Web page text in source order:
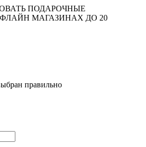
ПОДАРОЧНЫЕ
МАГАЗИНАХ ДО 20
правильно